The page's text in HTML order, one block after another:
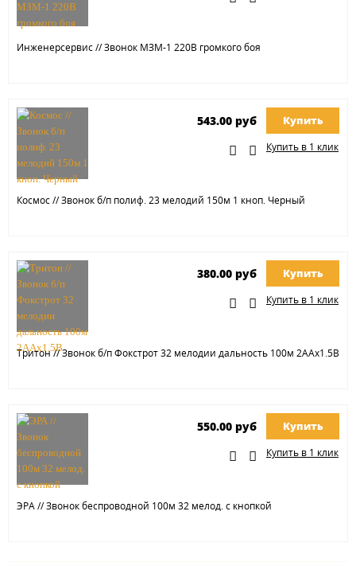
Инженерсервис // Звонок МЗМ-1 220В громкого боя
Космос // Звонок б/п полиф. 23 мелодий 150м 1 кноп. Черный
543.00 руб Купить
Купить в 1 клик
Тритон // Звонок б/п Фокстрот 32 мелодии дальность 100м 2ААх1.5В
380.00 руб Купить
Купить в 1 клик
ЭРА // Звонок беспроводной 100м 32 мелод. с кнопкой
550.00 руб Купить
Купить в 1 клик